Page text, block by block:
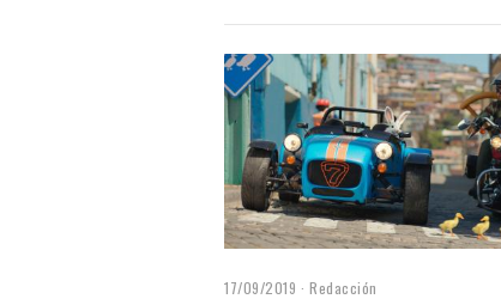
17/09/2019 Redacción